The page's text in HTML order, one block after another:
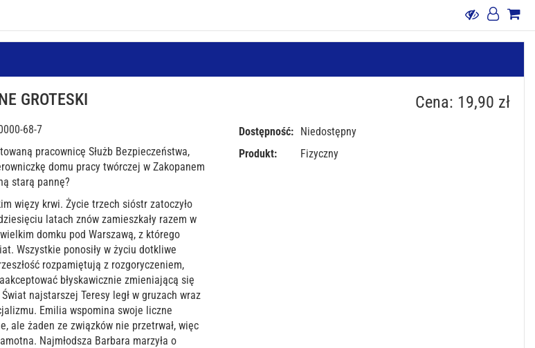
GROTESKI
68-7
pracownicę Służb Bezpieczeństwa,
domu pracy twórczej w Zakopanem
starą pannę?
więzy krwi. Życie trzech sióstr zatoczyło
latach znów zamieszkały razem w
domku pod Warszawą, z którego
Wszystkie ponosiły w życiu dotkliwe
rozpamiętują z rozgoryczeniem,
błyskawicznie zmieniającą się
najstarszej Teresy legł w gruzach wraz
Emilia wspomina swoje liczne
ale żaden ze związków nie przetrwał, więc
Najmłodsza Barbara marzyła o
Cena: 19,90 zł
Dostępność: Niedostępny
Produkt:
Fizyczny